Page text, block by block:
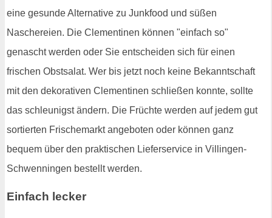
eine gesunde Alternative zu Junkfood und süßen
Naschereien. Die Clementinen können "einfach so"
genascht werden oder Sie entscheiden sich für einen
frischen Obstsalat. Wer bis jetzt noch keine Bekanntschaft
mit den dekorativen Clementinen schließen konnte, sollte
das schleunigst ändern. Die Früchte werden auf jedem gut
sortierten Frischemarkt angeboten oder können ganz
bequem über den praktischen Lieferservice in Villingen-
Schwenningen bestellt werden.
Einfach lecker